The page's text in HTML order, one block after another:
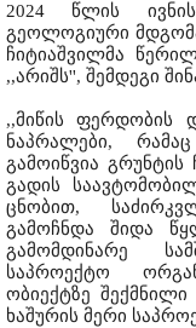
2024 წლის
გეოლოგიური
ჩიტიაშვილმა
,,არიშს'', შემდეგი
,,მიწის ფერდობის
ნაპრალები,
გამოიწვია
გადის
ცნობით,
გამოჩნდა შიდა
გამომდინარე
საპროექტო
ობიექტზე შექმნილი
ხაშურის მერი